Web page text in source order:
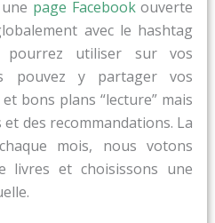
page Facebookouverte
avec le hashtag
pourrez utiliser sur vos
pouvez y partager vos
bons plans “lecture” mais
des recommandations. La
mois, nous votons
livres et choisissons une